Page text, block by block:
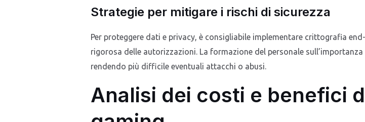
Strategie per mitigare i rischi di sicurezza
Per proteggere dati e privacy, è consigliabile implementare crittografia
rigorosa delle autorizzazioni. La formazione del personale
rendendo più difficile eventuali attacchi o abusi.
Analisi dei costi e benefici